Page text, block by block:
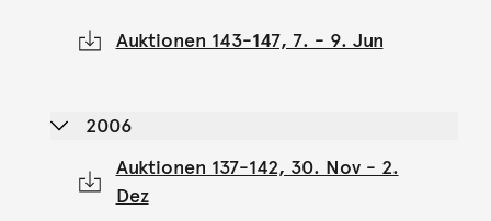
Auktionen 143-147, 7. - 9. Jun
2006
Auktionen 137-142, 30. Nov - 2.
Dez